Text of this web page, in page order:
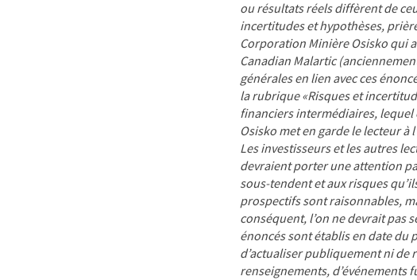
ou résultats réels diffèrent de
incertitudes et hypothèses,
Corporation Minière Osisko qui
Canadian Malartic
générales en lien avec ces
la rubrique «Risques et
financiers intermédiaires,
Osisko met en garde le lecteur à
Les investisseurs et les autres
devraient porter une attention
sous-tendent et aux risques
prospectifs sont raisonnables,
conséquent, l’on ne devrait pas
énoncés sont établis en date du
d’actualiser publiquement ni de
renseignements,